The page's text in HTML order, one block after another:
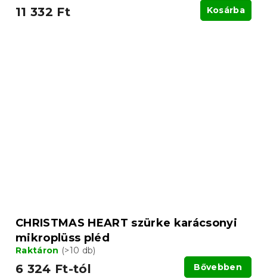
11 332 Ft Kosárba
CHRISTMAS HEART szürke karácsonyi
mikroplüss pléd
Raktáron (>10 db)
6 324 Ft-tól Bővebben